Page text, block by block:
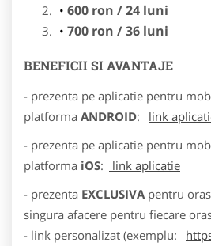
600 ron / 24 luni
700 ron / 36 luni
BENEFICII SI AVANTAJE
- prezenta pe aplicatie pentru
platforma ANDROID:
link
- prezenta pe aplicatie pentru
platforma iOS:
link aplicatie
- prezenta EXCLUSIVA pentru
singura afacere pentru fiecare
- link personalizat (exemplu: